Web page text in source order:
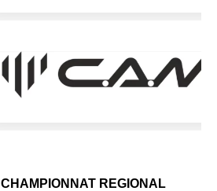
CHAMPIONNAT REGIONAL